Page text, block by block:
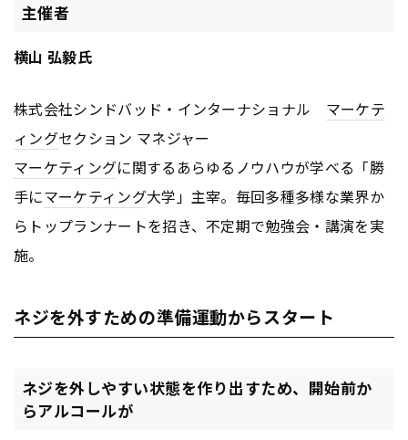
主催者
横山 弘毅氏
株式会社シンドバッド・インターナショナル マーケテ
ィングセクション マネジャー
マーケティングに関するあらゆるノウハウが学べる「勝
手にマーケティング大学」主宰。毎回多種多様な業界か
らトップランナートを招き、不定期で勉強会・講演を実
施。
ネジを外すための準備運動からスタート
ネジを外しやすい状態を作り出すため、開始前か
らアルコールが